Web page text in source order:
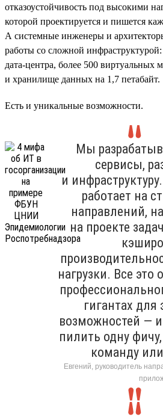
отказоустойчивость под высокими
которой проектируется и пишется
А системные инженеры и
работы со сложной
дата-центра, более 500 виртуальных
и хранилище данных на 1,7 петабайт.
Есть и уникальные возможности.
Мы
сервисы,
и
работает на
направлений,
на проекте
нагрузки. Все это
гигантах
возможностей —
пилить одну
команду
Евгений, руководитель